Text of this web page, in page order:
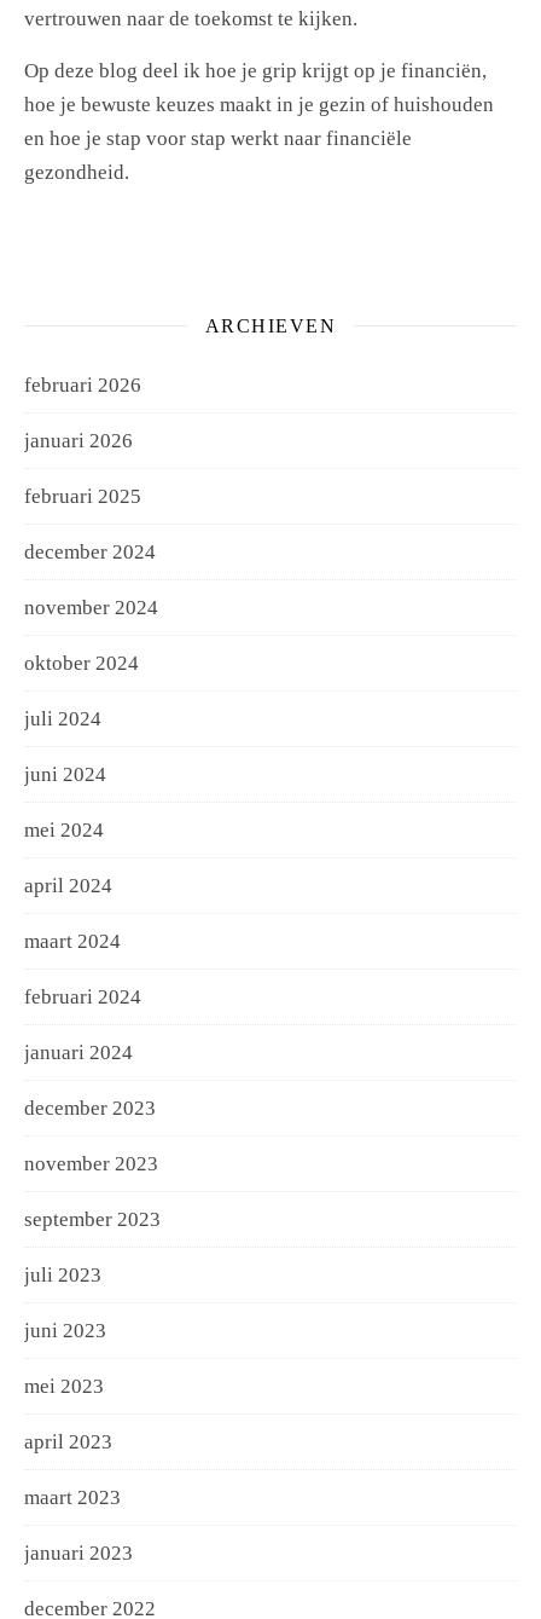
vertrouwen naar de toekomst te kijken.
Op deze blog deel ik hoe je grip krijgt op je financiën,
hoe je bewuste keuzes maakt in je gezin of huishouden
en hoe je stap voor stap werkt naar financiële
gezondheid.
ARCHIEVEN
februari 2026
januari 2026
februari 2025
december 2024
november 2024
oktober 2024
juli 2024
juni 2024
mei 2024
april 2024
maart 2024
februari 2024
januari 2024
december 2023
november 2023
september 2023
juli 2023
juni 2023
mei 2023
april 2023
maart 2023
januari 2023
december 2022